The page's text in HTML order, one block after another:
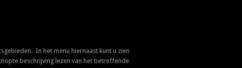
In het menu hiernaast kunt u zien
beschrijving lezen van het betreffende